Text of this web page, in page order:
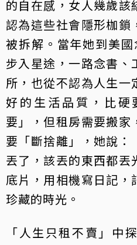
的自在感，女人幾歲
認為這些社會隱形枷鎖
被拆解。當年她到美
步入星途，一路念書、
所，也從不認為人生
好的生活品質，比硬
要」，但租房需要搬家
要「斷捨離」，她說
丟了，該丟的東西都丟
底片，用相機寫日記，
珍藏的時光。
「人生只租不賣」中